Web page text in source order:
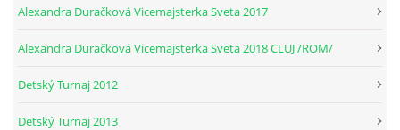
Alexandra Duračková Vicemajsterka Sveta 2017
Alexandra Duračková Vicemajsterka Sveta 2018 CLUJ /ROM/
Detský Turnaj 2012
Detský Turnaj 2013